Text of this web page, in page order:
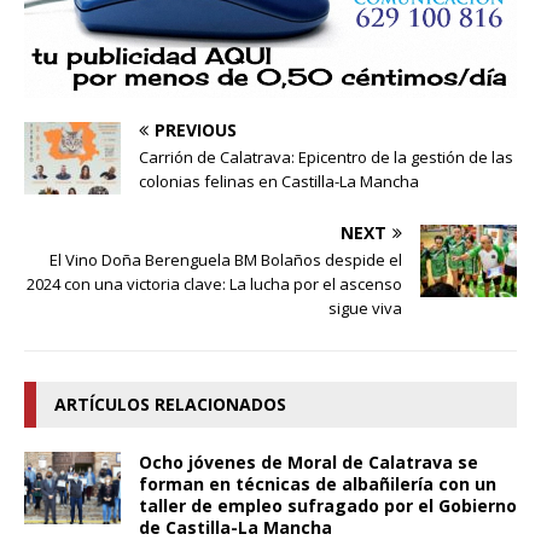
PREVIOUS
Carrión de Calatrava: Epicentro de la gestión de las
colonias felinas en Castilla-La Mancha
NEXT
El Vino Doña Berenguela BM Bolaños despide el
2024 con una victoria clave: La lucha por el ascenso
sigue viva
ARTÍCULOS RELACIONADOS
Ocho jóvenes de Moral de Calatrava se
forman en técnicas de albañilería con un
taller de empleo sufragado por el Gobierno
de Castilla-La Mancha